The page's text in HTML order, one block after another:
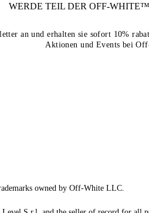
WERDE TEIL DEROFF-WHITE™
an und erhalten sie sofort 10%
Aktionen und Events bei
owned by Off-White LLC.